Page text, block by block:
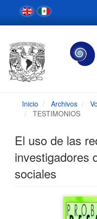
Navegación
principal
Contenido
Barra
lateral
Inicio Archivos
TESTIMONIOS
El uso de las
investigadores
sociales